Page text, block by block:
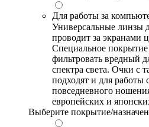
Для работы за
Универсальные линзы
проводит за экранами
Специальное
фильтровать вредный
спектра света. Очки с
подходят и для работы
повседневного
европейских и
Выберите покрытие/